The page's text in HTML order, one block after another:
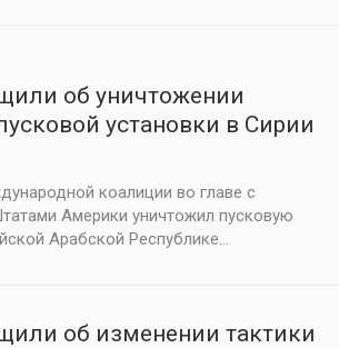
об уничтожении
установки в Сирии
коалиции во главе с
Америки уничтожил пусковую
Арабской Республике...
об изменении тактики